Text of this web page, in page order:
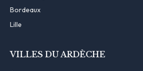
Bordeaux
Lille
VILLES DU ARDÈCHE